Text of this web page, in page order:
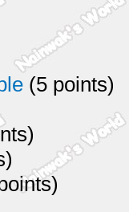
(5 points)